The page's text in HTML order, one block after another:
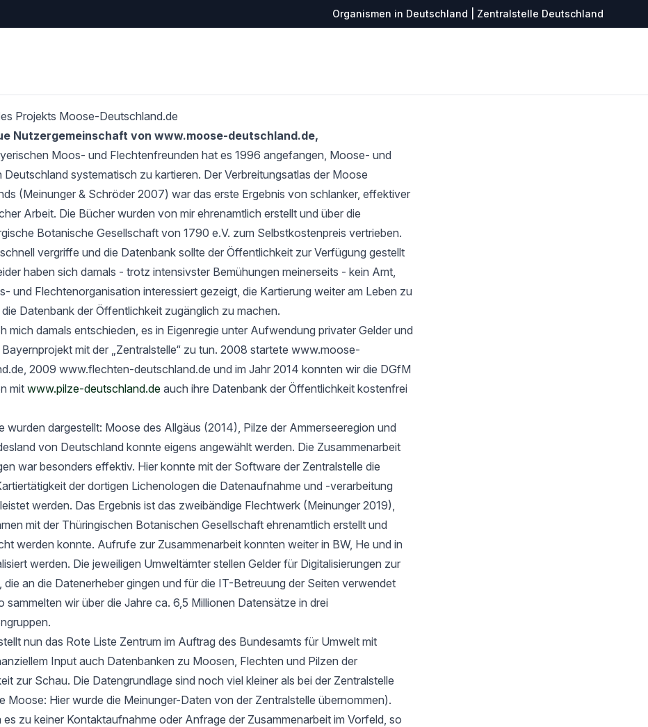
Organismen in Deutschland | Zentralstelle Deutschland
Projekts Moose-Deutschland.de
Nutzergemeinschaft von www.moose-deutschland.de,
Moos- und Flechtenfreunden hat es 1996 angefangen, Moose- und
Deutschland systematisch zu kartieren. Der Verbreitungsatlas der Moose
(Meinunger & Schröder 2007) war das erste Ergebnis von schlanker, effektiver
Arbeit. Die Bücher wurden von mir ehrenamtlich erstellt und über die
Botanische Gesellschaft von 1790 e.V. zum Selbstkostenpreis vertrieben.
vergriffe und die Datenbank sollte der Öffentlichkeit zur Verfügung gestellt
haben sich damals - trotz intensivster Bemühungen meinerseits - kein Amt,
und Flechtenorganisation interessiert gezeigt, die Kartierung weiter am Leben zu
Datenbank der Öffentlichkeit zugänglich zu machen.
mich damals entschieden, es in Eigenregie unter Aufwendung privater Gelder und
mit der „Zentralstelle“ zu tun. 2008 startete www.moose-
2009 www.flechten-deutschland.de und im Jahr 2014 konnten wir die DGfM
mitwww.pilze-deutschland.de auch ihre Datenbank der Öffentlichkeit kostenfrei
wurden dargestellt: Moose des Allgäus (2014), Pilze der Ammerseeregion und
von Deutschland konnte eigens angewählt werden. Die Zusammenarbeit
war besonders effektiv. Hier konnte mit der Software der Zentralstelle die
der dortigen Lichenologen die Datenaufnahme und -verarbeitung
werden. Das Ergebnis ist das zweibändige Flechtwerk (Meinunger 2019),
mit der Thüringischen Botanischen Gesellschaft ehrenamtlich erstellt und
werden konnte. Aufrufe zur Zusammenarbeit konnten weiter in BW, He und in
werden. Die jeweiligen Umweltämter stellen Gelder für Digitalisierungen zur
die an die Datenerheber gingen und für die IT-Betreuung der Seiten verwendet
sammelten wir über die Jahre ca. 6,5 Millionen Datensätze in drei
nun das Rote Liste Zentrum im Auftrag des Bundesamts für Umwelt mit
Input auch Datenbanken zu Moosen, Flechten und Pilzen der
zur Schau. Die Datengrundlage sind noch viel kleiner als bei der Zentralstelle
Moose: Hier wurde die Meinunger-Daten von der Zentralstelle übernommen).
es zu keiner Kontaktaufnahme oder Anfrage der Zusammenarbeit im Vorfeld, so